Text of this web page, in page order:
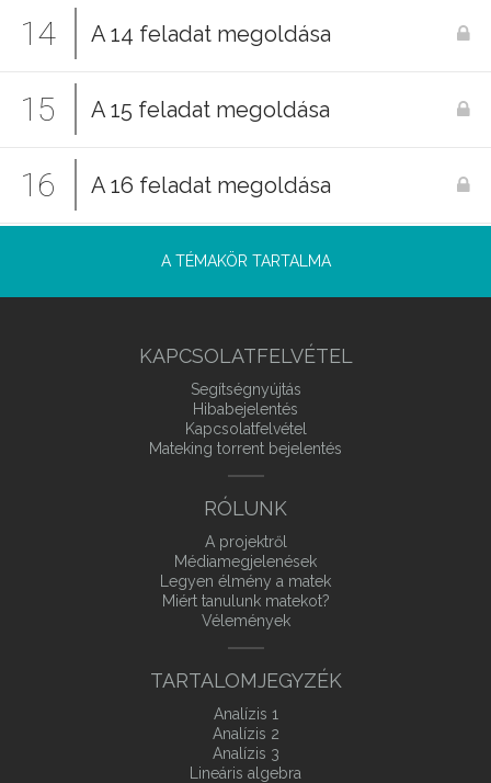
14 A 14 feladat megoldása
15 A 15 feladat megoldása
16 A 16 feladat megoldása
A TÉMAKÖR TARTALMA
KAPCSOLATFELVÉTEL
Segítségnyújtás
Hibabejelentés
Kapcsolatfelvétel
Mateking torrent bejelentés
RÓLUNK
A projektről
Médiamegjelenések
Legyen élmény a matek
Miért tanulunk matekot?
Vélemények
TARTALOMJEGYZÉK
Analízis 1
Analízis 2
Analízis 3
Lineáris algebra